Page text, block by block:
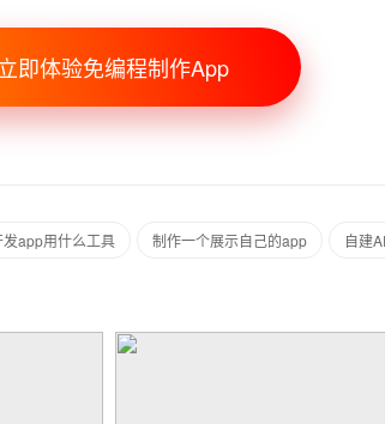
即体验免编程制作App
发app用什么工具 制作一个展示自己的app 自建